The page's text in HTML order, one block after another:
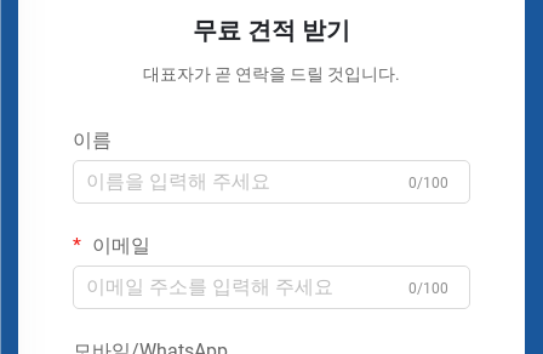
무료 견적 받기
대표자가 곧 연락을 드릴 것입니다.
이름
0/100
이메일
0/100